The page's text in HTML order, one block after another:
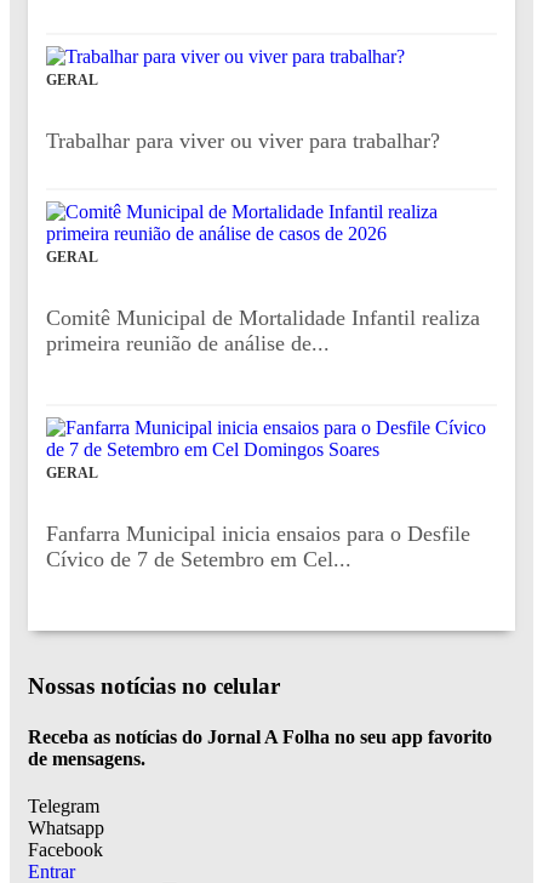
GERAL
Trabalhar para viver ou viver para trabalhar?
GERAL
Comitê Municipal de Mortalidade Infantil realiza
primeira reunião de análise de...
GERAL
Fanfarra Municipal inicia ensaios para o Desfile
Cívico de 7 de Setembro em Cel...
Nossas notícias no celular
Receba as notícias do Jornal A Folha no seu app favorito
de mensagens.
Telegram
Whatsapp
Facebook
Entrar